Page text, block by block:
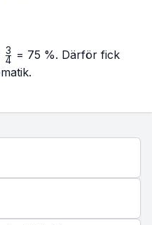
\frac{3}
{4}
4
3
= 75 %. Därför fick